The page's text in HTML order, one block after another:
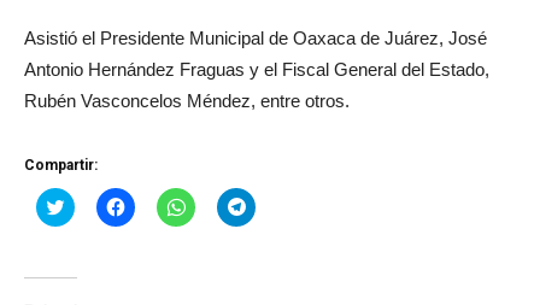
Asistió el Presidente Municipal de Oaxaca de Juárez, José
Antonio Hernández Fraguas y el Fiscal General del Estado,
Rubén Vasconcelos Méndez, entre otros.
Compartir:
Haz
clic
Twitter
Haz
clic
Haz
clic
Haz
clic